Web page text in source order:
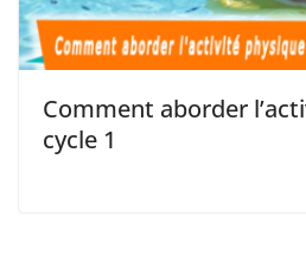
Comment aborder
cycle 1